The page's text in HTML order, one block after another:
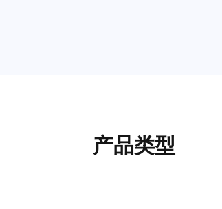
产品类型